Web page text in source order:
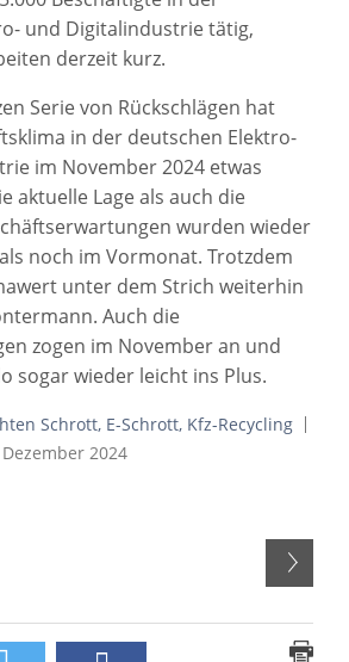
und Digitalindustrie tätig,
derzeit kurz.
Serie von Rückschlägen hat
in der deutschen Elektro-
im November 2024 etwas
aktuelle Lage als auch die
wurden wieder
noch im Vormonat. Trotzdem
unter dem Strich weiterhin
Auch die
zogen im November an und
sogar wieder leicht ins Plus.
Schrott, E-Schrott, Kfz-Recycling
2024